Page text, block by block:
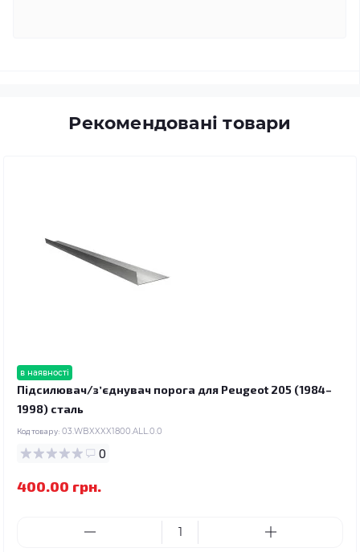
Рекомендовані товари
в наявності
Підсилювач/зʼєднувач порога для Peugeot 205 (1984–
1998) сталь
Код товару: 03.WBXXXX1800.ALL.0.0
0
400.00 грн.